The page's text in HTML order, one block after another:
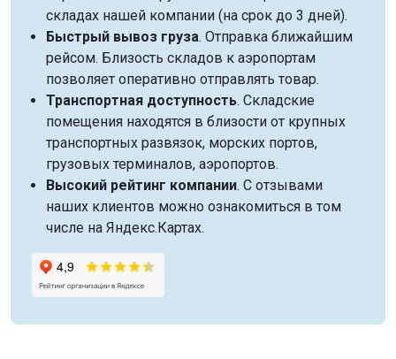
складах нашей компании (на срок до 3 дней).
Быстрый вывоз груза. Отправка ближайшим
рейсом. Близость складов к аэропортам
позволяет оперативно отправлять товар.
Транспортная доступность. Складские
помещения находятся в близости от крупных
транспортных развязок, морских портов,
грузовых терминалов, аэропортов.
Высокий рейтинг компании. С отзывами
наших клиентов можно ознакомиться в том
числе на Яндекс.Картах.